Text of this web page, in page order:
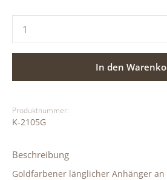
Produkt Anzahl: Gib den
In den
Produktnummer:
K-2105G
Beschreibung
Goldfarbener länglicher Anhänger